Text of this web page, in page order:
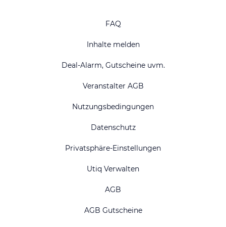
FAQ
Inhalte melden
Deal-Alarm, Gutscheine uvm.
Veranstalter AGB
Nutzungsbedingungen
Datenschutz
Privatsphäre-Einstellungen
Utiq Verwalten
AGB
AGB Gutscheine